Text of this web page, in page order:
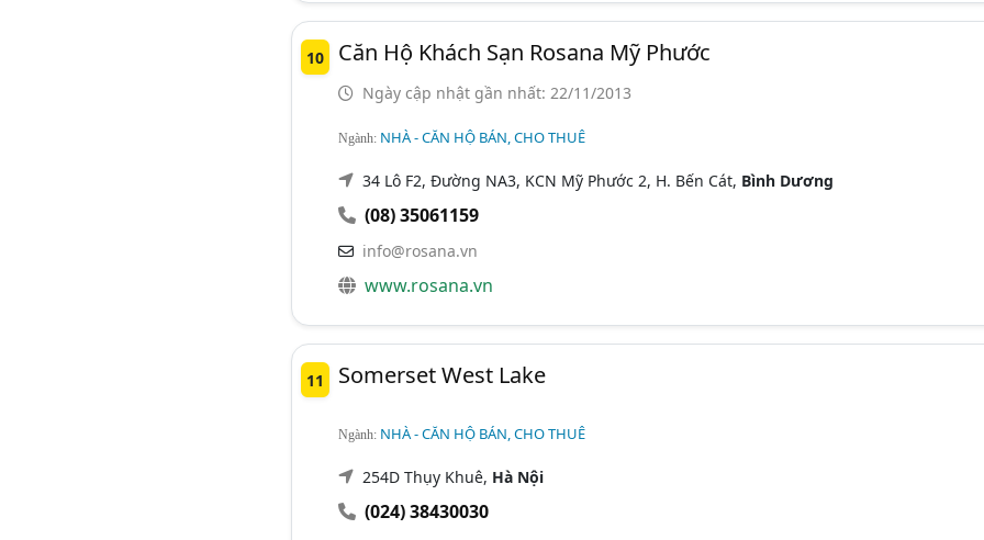
10 Căn Hộ Khách Sạn Rosana Mỹ Phước
Ngày cập nhật gần nhất: 22/11/2013
Ngành: NHÀ - CĂN HỘ BÁN, CHO THUÊ
34 Lô F2, Đường NA3, KCN Mỹ Phước 2, H. Bến Cát, Bình Dương
(08) 35061159
info@rosana.vn
www.rosana.vn
11 Somerset West Lake
Ngành: NHÀ - CĂN HỘ BÁN, CHO THUÊ
254D Thụy Khuê, Hà Nội
(024) 38430030